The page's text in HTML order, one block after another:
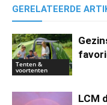
GERELATEERDE
Tenten &
voortenten
LCM